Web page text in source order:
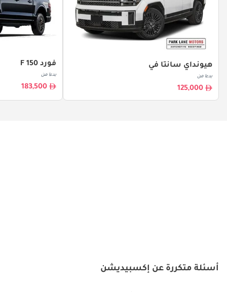
هيونداي سانتا في
بدءا من
125,000
فورد F 150
بدءا من
183,500
أسئلة متكررة عن إكسبيديشن